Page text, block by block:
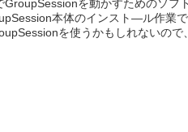
GroupSessionを動かすためのソフ
本体のインスト―ル作業
を使うかもしれないので、